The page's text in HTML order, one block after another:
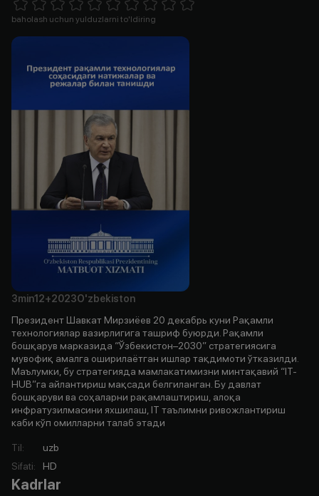
1 Star 2 Stars 3 Stars 4 Stars5 Stars 6 Stars7 Stars8 Stars
baholash uchun yulduzlarni to'ldiring
3min12+2023O'zbekiston
Президент Шавкат Мирзиёев 20 декабрь куни Рақамли
технологиялар вазирлигига ташриф буюрди. Рақамли
бошқарув марказида “Ўзбекистон–2030” стратегиясига
мувофиқ амалга оширилаётган ишлар тақдимоти ўтказилди.
Маълумки, бу стратегияда мамлакатимизни минтақавий “IT-
НUB”га айлантириш мақсади белгиланган. Бу давлат
бошқаруви ва соҳаларни рақамлаштириш, алоқа
инфратузилмасини яхшилаш, IT таълимни ривожлантириш
каби кўп омилларни талаб этади
Til:
uzb
Sifati: HD
Kadrlar